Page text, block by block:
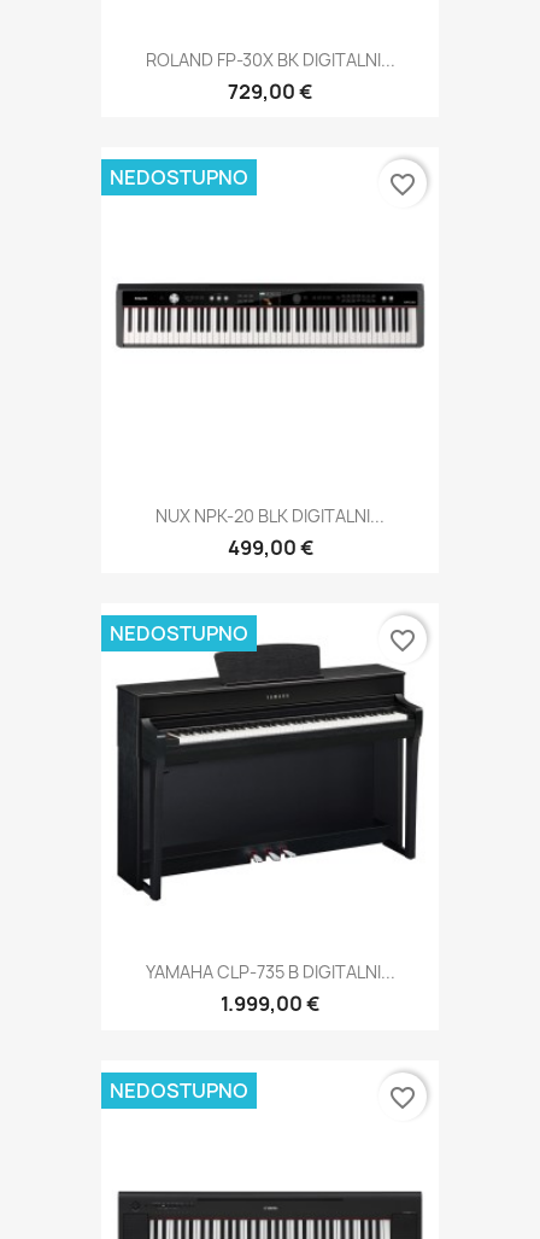
ROLAND FP-30X BK DIGITALNI...
729,00 €
NUX NPK-20 BLK DIGITALNI...
499,00 €
NEDOSTUPNO favorite_border
YAMAHA CLP-735 B DIGITALNI...
1.999,00 €
NEDOSTUPNO favorite_border
NEDOSTUPNO favorite_border